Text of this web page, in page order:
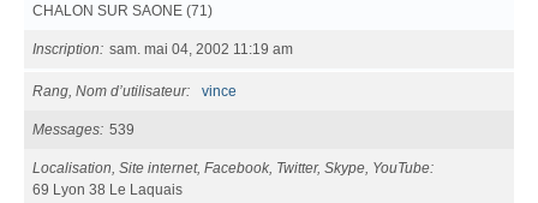
CHALON SUR SAONE (71)
Inscription sam. mai 04, 2002 11:19 am
Rang, Nom d’utilisateur vince
Messages 539
Localisation, Site internet, Facebook, Twitter, Skype, YouTube
69 Lyon 38 Le Laquais